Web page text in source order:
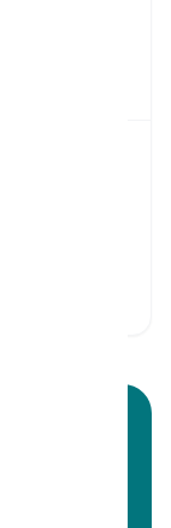
u
uw eigen